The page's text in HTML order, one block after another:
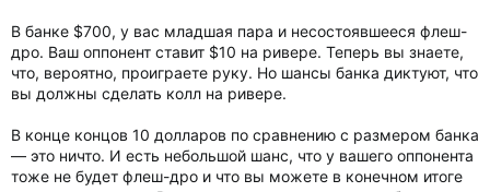
В банке $700, у вас младшая пара и несостоявшееся флеш-
дро. Ваш оппонент ставит $10 на ривере. Теперь вы знаете,
что, вероятно, проиграете руку. Но шансы банка диктуют, что
вы должны сделать колл на ривере.
В конце концов 10 долларов по сравнению с размером банка
— это ничто. И есть небольшой шанс, что у вашего оппонента
тоже не будет флеш-дро и что вы можете в конечном итоге